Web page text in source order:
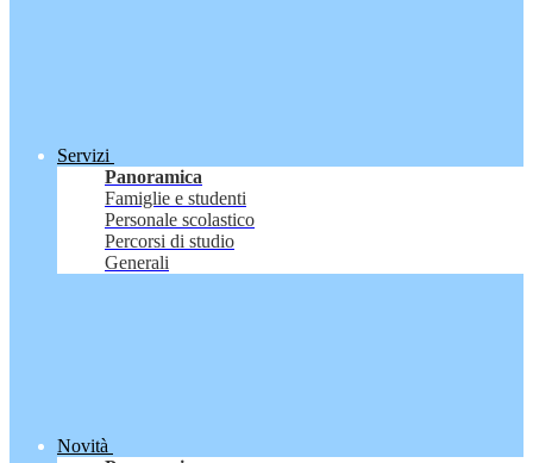
Servizi
Panoramica
Famiglie e studenti
Personale scolastico
Percorsi di studio
Generali
Novità